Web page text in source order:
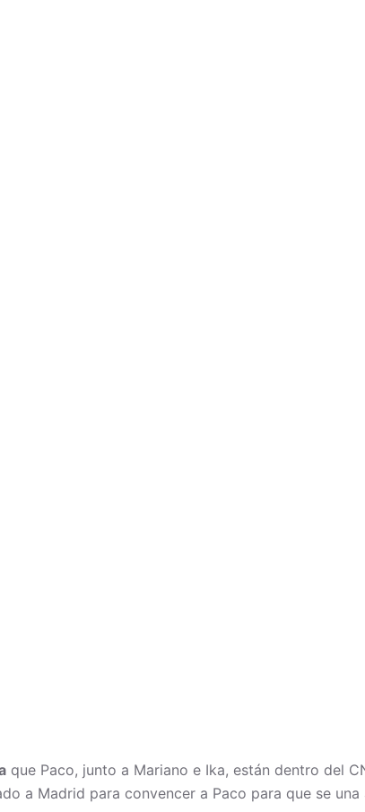
que Paco, junto a Mariano e Ika, están dentro del
a Madrid para convencer a Paco para que se